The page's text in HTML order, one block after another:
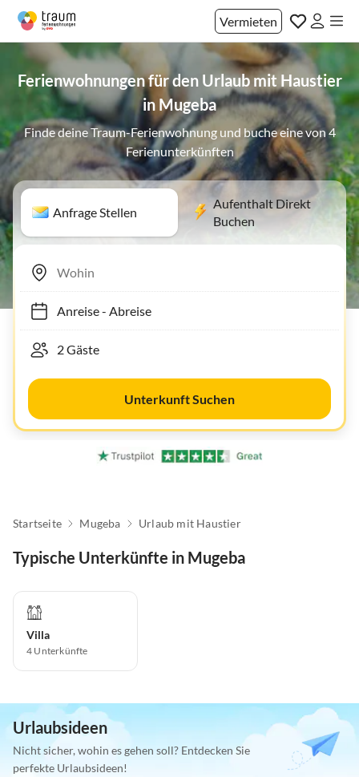
Vermieten
Ferienwohnungen für den Urlaub mit Haustier
in Mugeba
Finde deine Traum-Ferienwohnung und buche eine von 4
Ferienunterkünften
Anfrage Stellen
Aufenthalt Direkt
Buchen
Anreise- Abreise
Unterkunft Suchen
Startseite Mugeba Urlaub mit Haustier
Typische Unterkünfte in Mugeba
Villa
4 Unterkünfte
Urlaubsideen
Nicht sicher, wohin es gehen soll? Entdecken Sie
perfekte Urlaubsideen!